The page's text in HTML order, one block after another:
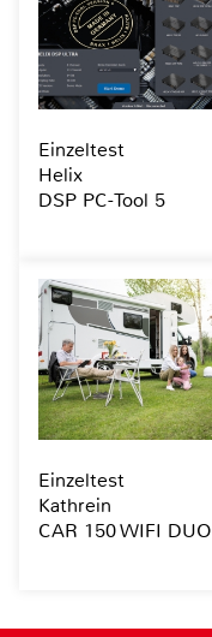
Einzeltest
Helix
DSP PC-Tool 5
Einzeltest
Kathrein
CAR 150 WIFI DUO